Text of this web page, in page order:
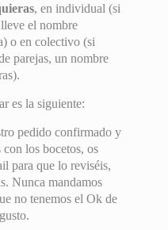
, en individual (si
el nombre
o en colectivo (si
parejas, un nombre
es la siguiente:
pedido confirmado y
los bocetos, os
para que lo reviséis,
Nunca mandamos
no tenemos el Ok de